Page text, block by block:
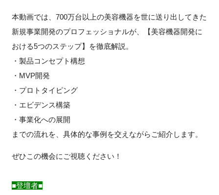
FAQ
イベントお知らせメール登録
本動画では、700万台以上の美容機器を世に送り出してきた
新規事業開発のプロフェッショナルが、【美容機器開発に
おける5つのステップ】を徹底解説。
・製品コンセプト構想
・MVP開発
・プロトタイピング
・エビデンス構築
・事業化への展開
までの流れを、具体的な事例を交えながらご紹介します。
ぜひこの機会にご視聴ください！
■登壇者■